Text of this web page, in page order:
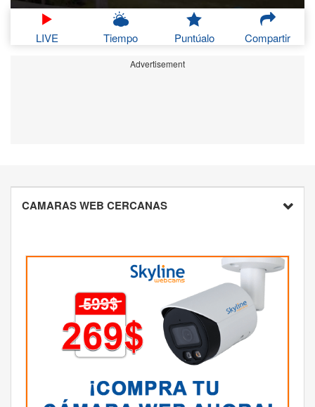
LIVE Tiempo Puntúalo Compartir
Advertisement
CAMARAS WEB CERCANAS